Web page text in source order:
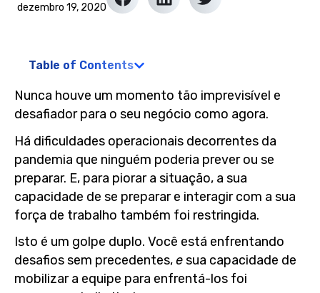
dezembro 19, 2020
Table of Contents
Nunca houve um momento tão imprevisível e
desafiador para o seu negócio como agora.
Há dificuldades operacionais decorrentes da
pandemia que ninguém poderia prever ou se
preparar. E, para piorar a situação, a sua
capacidade de se preparar e interagir com a sua
força de trabalho também foi restringida.
Isto é um golpe duplo. Você está enfrentando
desafios sem precedentes,esua capacidade de
mobilizar a equipe para enfrentá-los foi